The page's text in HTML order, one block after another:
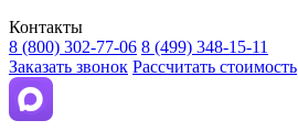
Контакты
8 (800) 302-77-06 8 (499) 348-15-11
Заказать звонок Рассчитать стоимость